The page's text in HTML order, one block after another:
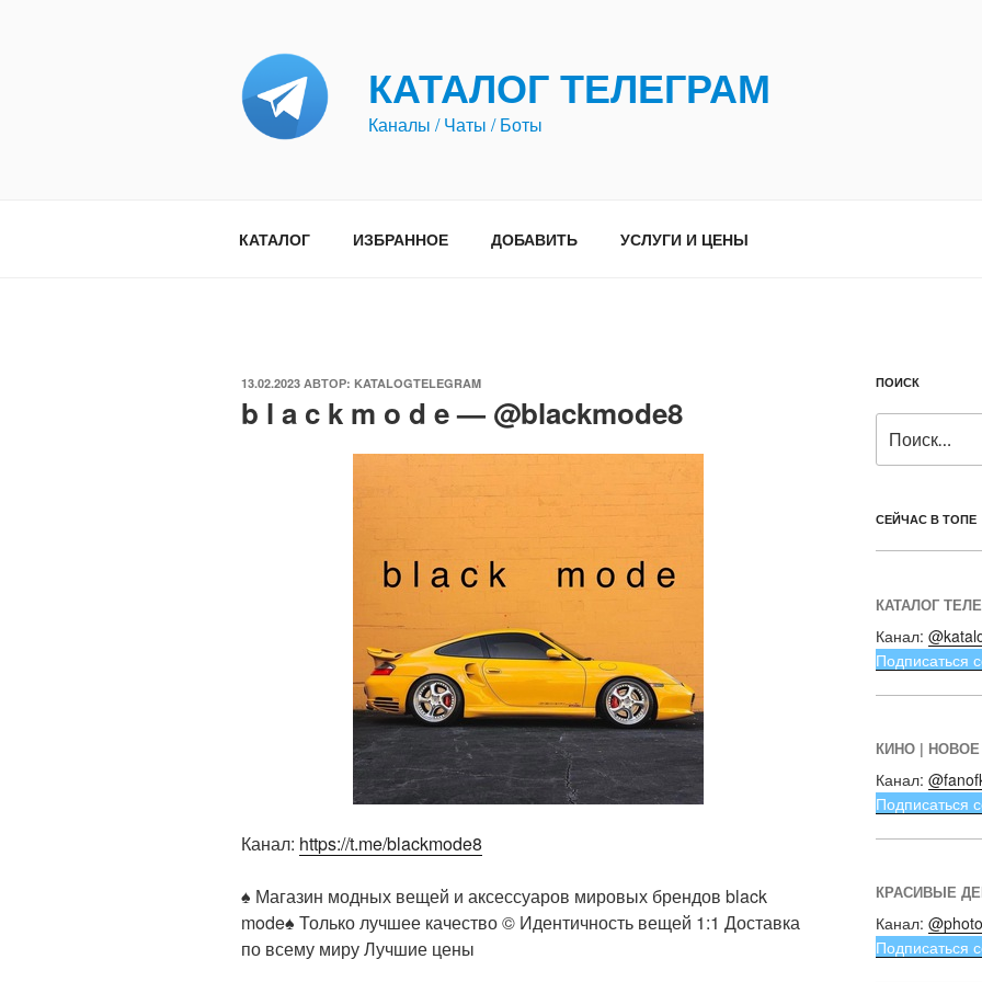
КАТАЛОГ ТЕЛЕГРАМ
Каналы / Чаты / Боты
КАТАЛОГ ИЗБРАННОЕ ДОБАВИТЬ УСЛУГИ И ЦЕНЫ
ОПУБЛИКОВАНО
13.02.2023 АВТОР: KATALOGTELEGRAM
b l a c k m o d e — @blackmode8
Канал: https://t.me/blackmode8
♠️ Магазин модных вещей и аксессуаров мировых брендов black
mode♠️ Только лучшее качество ©️ Идентичность вещей 1:1 Доставка
по всему миру Лучшие цены
ПОИСК
СЕЙЧАС В ТОПЕ
КАТАЛОГ
Канал:
Подписаться
КИНО |
Канал:
Подписаться
КРАСИВЫЕ
Канал:
Подписаться